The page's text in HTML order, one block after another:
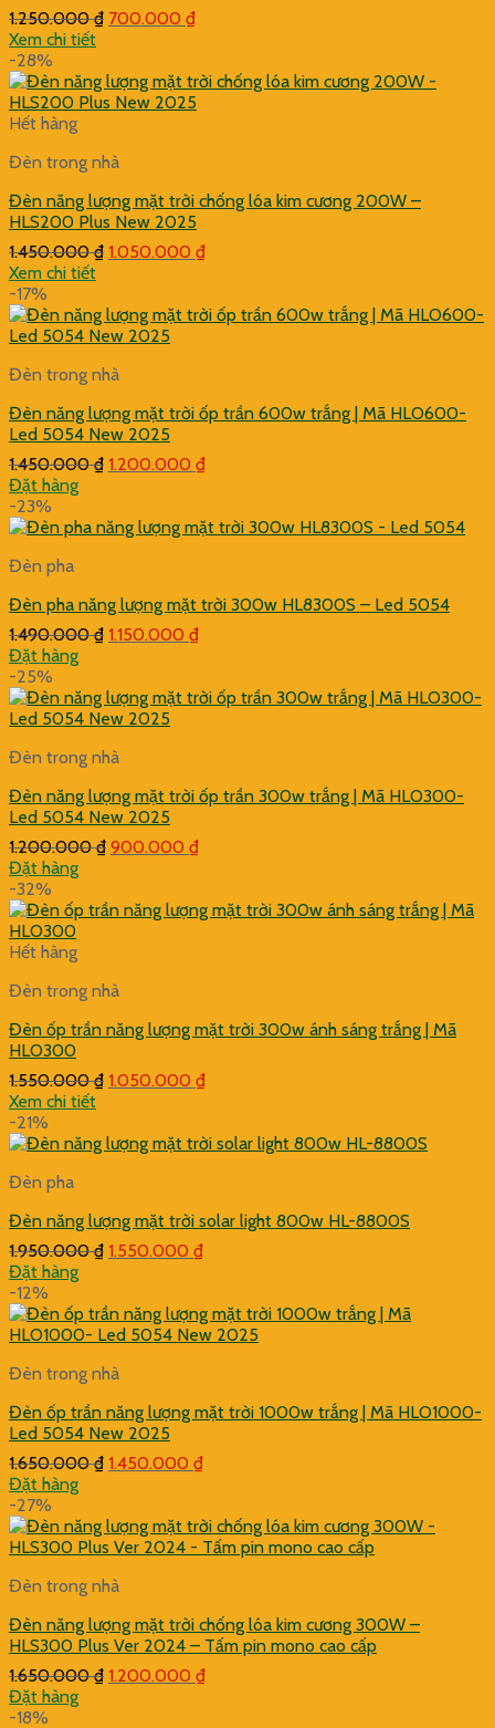
1.250.000₫ Giá
1.250.000 ₫.
700.000 ₫Giá
là:
700.000 ₫.
Xem chi tiết
-28%
Hết hàng
Đèn trong nhà
Đèn năng lượng mặt trời chống lóa kim cương 200W –
HLS200 Plus New 2025
1.450.000₫ Giá
1.450.000 ₫.
1.050.000 ₫Giá
là:
Xem chi tiết
-17%
Đèn trong nhà
Đèn năng lượng mặt trời ốp trần 600w trắng | Mã HLO600-
Led 5054 New 2025
1.450.000₫ Giá
1.450.000 ₫.
1.200.000 ₫Giá
là:
Đặt hàng
-23%
Đèn pha
Đèn pha năng lượng mặt trời 300w HL8300S – Led 5054
1.490.000₫ Giá
1.490.000 ₫.
1.150.000 ₫Giá
là:
Đặt hàng
-25%
Đèn trong nhà
Đèn năng lượng mặt trời ốp trần 300w trắng | Mã HLO300-
Led 5054 New 2025
1.200.000₫ Giá
1.200.000 ₫.
900.000 ₫Giá
là:
Đặt hàng
-32%
Hết hàng
Đèn trong nhà
Đèn ốp trần năng lượng mặt trời 300w ánh sáng trắng | Mã
HLO300
1.550.000₫ Giá
1.550.000 ₫.
1.050.000 ₫Giá
là:
Xem chi tiết
-21%
Đèn pha
Đèn năng lượng mặt trời solar light 800w HL-8800S
1.950.000₫ Giá
1.950.000 ₫.
1.550.000 ₫Giá
là:
1.550.000 ₫.
Đặt hàng
-12%
Đèn trong nhà
Đèn ốp trần năng lượng mặt trời 1000w trắng | Mã HLO1000-
Led 5054 New 2025
1.650.000₫ Giá
1.650.000 ₫.
1.450.000 ₫Giá
là:
1.450.000 ₫.
Đặt hàng
-27%
Đèn trong nhà
Đèn năng lượng mặt trời chống lóa kim cương 300W –
HLS300 Plus Ver 2024 – Tấm pin mono cao cấp
1.650.000₫ Giá
1.200.000 ₫Giá
Đặt hàng
-18%